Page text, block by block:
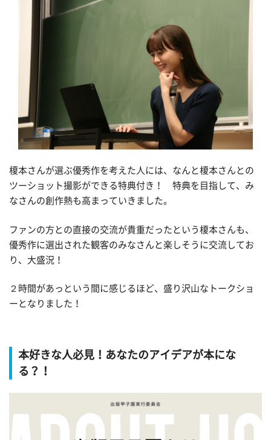
榎本さんが選ぶ優秀作を考えた人には、なんと榎本さんとの
ツーショット撮影ができる特典付き！ 特典を目指して、み
なさんの創作熱も高まっていきました。
ファンの方との直接の交流が貴重だったという榎本さんも、
優秀作に選出された観客のみなさんと楽しそうに交流してお
り、大盛況！
２時間があっという間に感じるほど、盛り沢山なトークショ
ーとなりました！
本好きな人必見！あなたのアイデアが本にな
る？！